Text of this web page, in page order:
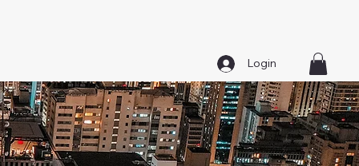
Login